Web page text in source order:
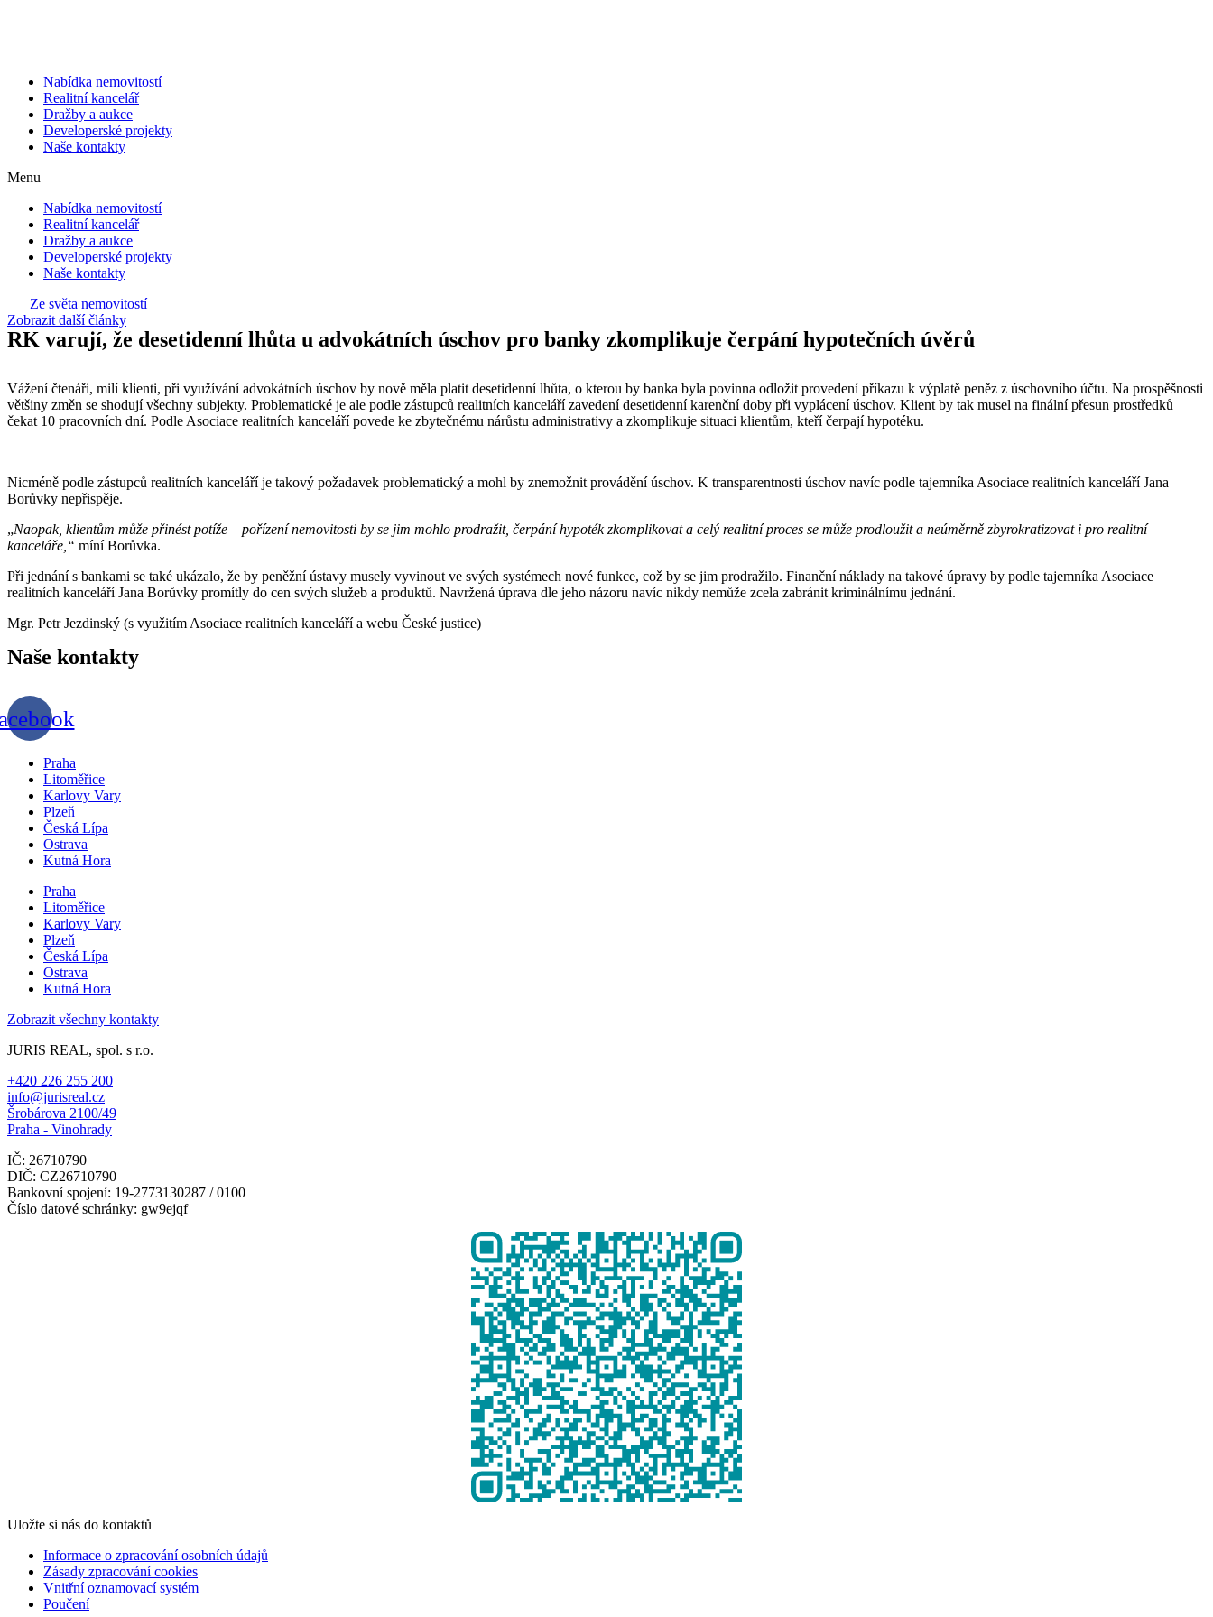
Nabídka nemovitostí
Realitní kancelář
Dražby a aukce
Developerské projekty
Naše kontakty
Menu
Nabídka nemovitostí
Realitní kancelář
Dražby a aukce
Developerské projekty
Naše kontakty
Ze světa nemovitostí
Zobrazit další články
RK varují, že desetidenní lhůta u advokátních úschov pro banky zkomplikuje čerpání hypotečních úvěrů
Vážení čtenáři, milí klienti, při využívání advokátních úschov by nově měla platit desetidenní lhůta, o kterou by banka byla povinna odložit provedení příkazu k výplatě peněz z úschovního účtu. Na prospěšnosti
většiny změn se shodují všechny subjekty. Problematické je ale podle zástupců realitních kanceláří zavedení desetidenní karenční doby při vyplácení úschov. Klient by tak musel na finální přesun prostředků
čekat 10 pracovních dní. Podle Asociace realitních kanceláří povede ke zbytečnému nárůstu administrativy a zkomplikuje situaci klientům, kteří čerpají hypotéku.
Nicméně podle zástupců realitních kanceláří je takový požadavek problematický a mohl by znemožnit provádění úschov. K transparentnosti úschov navíc podle tajemníka Asociace realitních kanceláří Jana
Borůvky nepřispěje.
„Naopak, klientům může přinést potíže – pořízení nemovitosti by se jim mohlo prodražit, čerpání hypoték zkomplikovat a celý realitní proces se může prodloužit a neúměrně zbyrokratizovat i pro realitní
kanceláře,“ míní Borůvka.
Při jednání s bankami se také ukázalo, že by peněžní ústavy musely vyvinout ve svých systémech nové funkce, což by se jim prodražilo. Finanční náklady na takové úpravy by podle tajemníka Asociace
realitních kanceláří Jana Borůvky promítly do cen svých služeb a produktů. Navržená úprava dle jeho názoru navíc nikdy nemůže zcela zabránit kriminálnímu jednání.
Mgr. Petr Jezdinský (s využitím Asociace realitních kanceláří a webu České justice)
Naše kontakty
Praha
Litoměřice
Karlovy Vary
Plzeň
Česká Lípa
Ostrava
Kutná Hora
Praha
Litoměřice
Karlovy Vary
Plzeň
Česká Lípa
Ostrava
Kutná Hora
Zobrazit všechny kontakty
JURIS REAL, spol. s r.o.
+420 226 255 200
info@jurisreal.cz
Šrobárova 2100/49
Praha - Vinohrady
IČ: 26710790
DIČ: CZ26710790
Bankovní spojení: 19-2773130287 / 0100
Číslo datové schránky: gw9ejqf
Uložte si nás do kontaktů
Informace o zpracování osobních údajů
Zásady zpracování cookies
Vnitřní oznamovací systém
Poučení